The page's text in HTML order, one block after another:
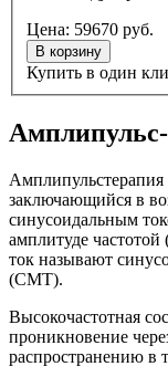
Цена: 59670 руб.
В корзину
Купить в один
заключающийся в
синусоидальным
амплитуде
ток называют
(СМТ).
Высокочастотная
проникновение
распространению в